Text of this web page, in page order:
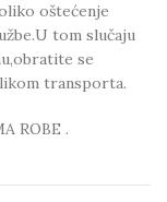
oštećenje
tom slučaju
se
transporta.
ROBE .